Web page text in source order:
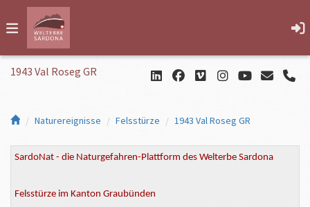
1943 Val Roseg GR
Naturereignisse Felsstürze 1943 Val Roseg GR
SardoNat - die Naturgefahren-Plattform des Welterbe Sardona
Felsstürze im Kanton Graubünden